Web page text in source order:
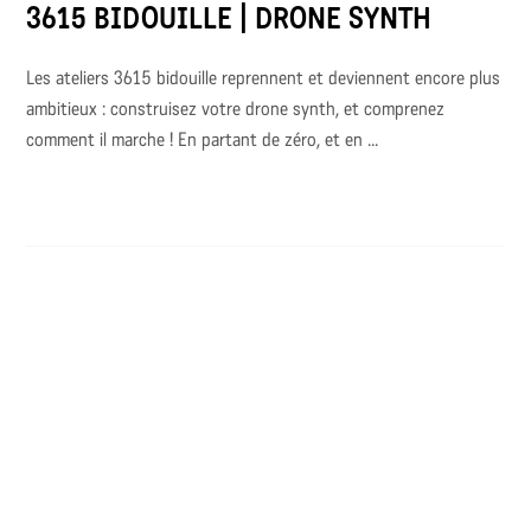
3615 BIDOUILLE | DRONE SYNTH
Les ateliers 3615 bidouille reprennent et deviennent encore plus
ambitieux : construisez votre drone synth, et comprenez
comment il marche ! En partant de zéro, et en ...